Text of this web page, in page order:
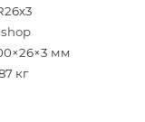
мм
кг